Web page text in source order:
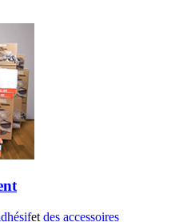
et des accessoires